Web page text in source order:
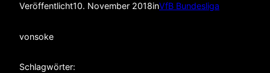
Veröffentlicht10. November 2018inVfB Bundesliga
vonsoke
Schlagwörter: